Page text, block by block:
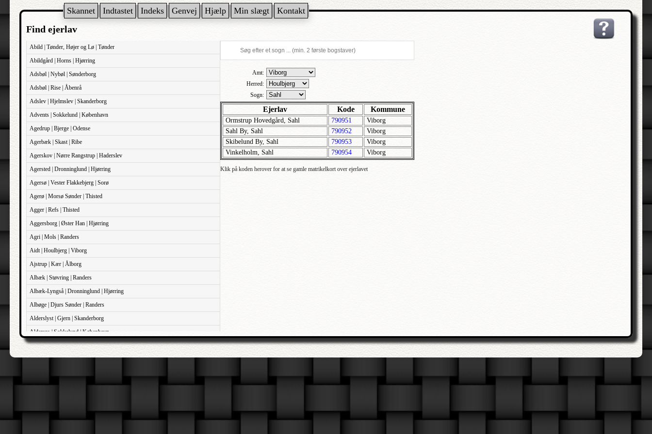
Skannet Indtastet Indeks Genvej Hjælp Min slægt Kontakt
Find ejerlav
Abild | Tønder, Højer og Lø | Tønder
Abildgård | Horns | Hjørring
Adsbøl | Nybøl | Sønderborg
Adsbøl | Rise | Åbenrå
Adslev | Hjelmslev | Skanderborg
Advents | Sokkelund | København
Agedrup | Bjerge | Odense
Agerbæk | Skast | Ribe
Agerskov | Nørre Rangstrup | Haderslev
Agersted | Dronninglund | Hjørring
Agersø | Vester Flakkebjerg | Sorø
Agerø | Morsø Sønder | Thisted
Agger | Refs | Thisted
Aggersborg | Øster Han | Hjørring
Agri | Mols | Randers
Aidt | Houlbjerg | Viborg
Ajstrup | Kær | Ålborg
Albæk | Støvring | Randers
Albæk-Lyngså | Dronninglund | Hjørring
Albøge | Djurs Sønder | Randers
Alderslyst | Gjern | Skanderborg
Aldersro | Sokkelund | København
Allehelgens | Sokkelund | København
Aller | Sønder Tyrstrup | Haderslev
Allerslev | Voldborg | Roskilde
Allese | Lunde | Odense
Amt:
Herred:
Sogn:
Ejerlav Kode Kommune
Ormstrup Hovedgård, Sahl 790951
Viborg
Sahl By, Sahl
790952
Viborg
Skibelund By, Sahl
790953
Viborg
Vinkelholm, Sahl
790954 Viborg
Klik på koden herover for at se gamle matrikelkort over ejerlavet